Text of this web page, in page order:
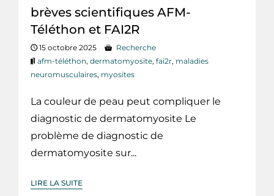
brèves scientifiques AFM-
Téléthon et FAI2R
15 octobre 2025
Recherche
afm-téléthon, dermatomyosite, fai2r, maladies
neuromusculaires, myosites
La couleur de peau peut compliquer le
diagnostic de dermatomyosite Le
problème de diagnostic de
dermatomyosite sur...
LIRE LA SUITE